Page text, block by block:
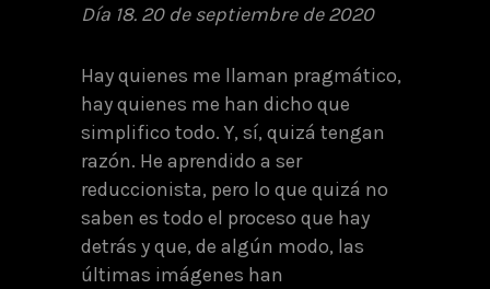
Día 18. 20 de septiembre de 2020
Hay quienes me llaman pragmático,
hay quienes me han dicho que
simplifico todo. Y, sí, quizá tengan
razón. He aprendido a ser
reduccionista, pero lo que quizá no
saben es todo el proceso que hay
detrás y que, de algún modo, las
últimas imágenes han